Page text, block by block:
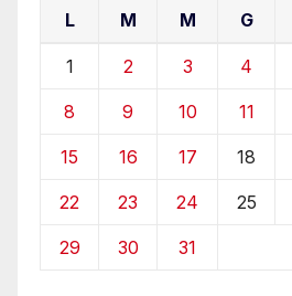
L M M G
1 2 3 4
8 9 10 11
15 16 17 18
22 23 24 25
29 30 31